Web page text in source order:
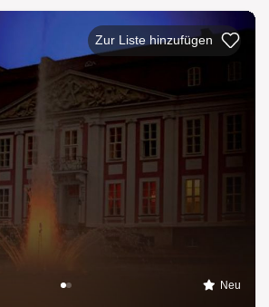
Zur Liste
Neu